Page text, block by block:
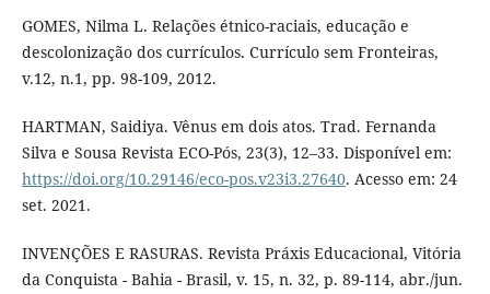
GOMES, Nilma L. Relações étnico-raciais, educação e
descolonização dos currículos. Currículo sem Fronteiras,
v.12, n.1, pp. 98-109, 2012.
HARTMAN, Saidiya. Vênus em dois atos. Trad. Fernanda
Silva e Sousa Revista ECO-Pós, 23(3), 12–33. Disponível em:
https://doi.org/10.29146/eco-pos.v23i3.27640. Acesso em: 24
set. 2021.
INVENÇÕES E RASURAS. Revista Práxis Educacional, Vitória
da Conquista - Bahia - Brasil, v. 15, n. 32, p. 89-114, abr./jun.